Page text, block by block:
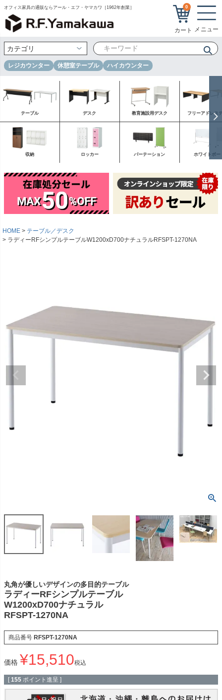
オフィス家具の通販ならアール・エフ・ヤマカワ［1962年創業］ 0
レジカウンター 休憩室テーブル ハイカウンター
テーブル デスク 教育施設用デスク フリーアドレス
収納 ロッカー パーテーション ホワイトボー
HOME
テーブル／デスク
ラディーRFシンプルテーブルW1200xD700ナチュラルRFSPT-1270NA
丸角が優しいデザインの多目的テーブル
ラディーRFシンプルテーブル
W1200xD700ナチュラル
RFSPT-1270NA
商品番号 RFSPT-1270NA
価格 ¥15,510税込
[ 155 ポイント進呈 ]